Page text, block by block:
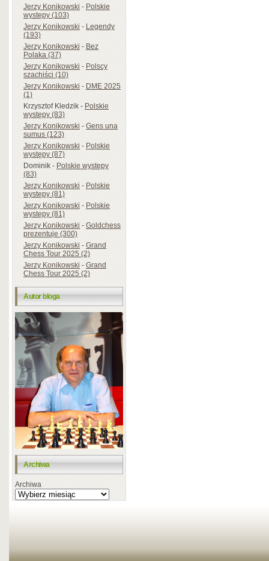
Jerzy Konikowski-Polskie
występy (103)
Jerzy Konikowski-Legendy
(193)
Jerzy Konikowski-Bez
Polaka (37)
Jerzy Konikowski-Polscy
szachiści (10)
Jerzy Konikowski-DME 2025
(1)
Krzysztof Kledzik-Polskie
występy (83)
Jerzy Konikowski-Gens una
sumus (123)
Jerzy Konikowski-Polskie
występy (87)
Dominik-Polskie występy
(83)
Jerzy Konikowski-Polskie
występy (81)
Jerzy Konikowski-Polskie
występy (81)
Jerzy Konikowski-Goldchess
prezentuje (300)
Jerzy Konikowski-Grand
Chess Tour 2025 (2)
Jerzy Konikowski-Grand
Chess Tour 2025 (2)
Autor bloga
Archiwa
Archiwa